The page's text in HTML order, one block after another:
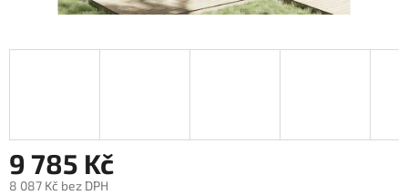
9 785 Kč
8 087 Kč bez DPH